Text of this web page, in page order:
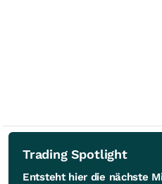
Trading Spotlight
Entsteht hier die nächste